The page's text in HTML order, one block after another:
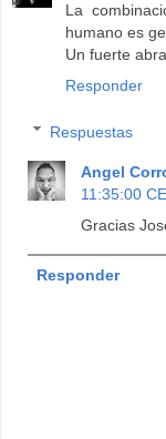
La
humano es
Un fuerte
Responder
Respuestas
Angel
11:35:00
Gracias
Responder